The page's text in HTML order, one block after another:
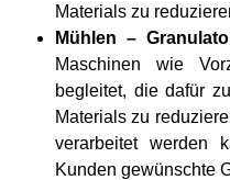
Materials zu
Mühlen –
Maschinen wie
begleitet, die dafür
Materials zu
verarbeitet werden
Kunden gewünschte